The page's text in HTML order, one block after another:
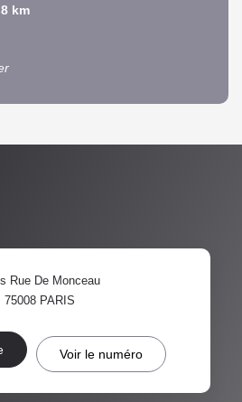
8 km
PART DES MÉNAGES SANS
VOITURE
: SUPERFICIE :
Rue De Monceau
75008 PARIS
Voir le numéro